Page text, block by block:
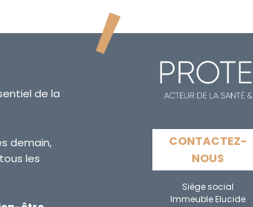
de la
demain,
les
CONTACTEZ-
NOUS
Siège social
Immeuble Elucide